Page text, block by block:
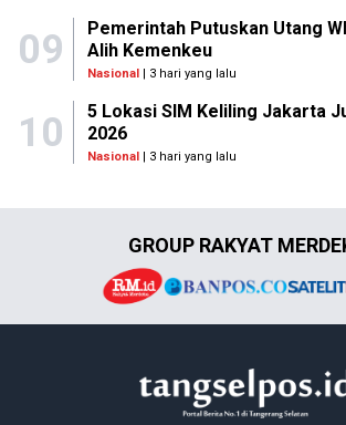
09
Pemerintah Putuskan Utang
Alih Kemenkeu
Nasional | 3 hari yang lalu
10
5 Lokasi SIM Keliling Jakarta
2026
Nasional | 3 hari yang lalu
GROUP RAKYAT